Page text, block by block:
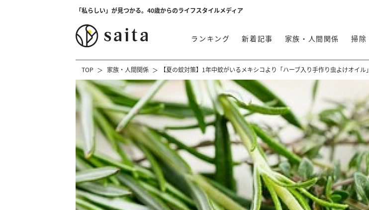
「私らしい」が見つかる。40歳からのライフスタイルメディア
ランキング 新着記事 家族・人間関係 掃除
TOP 家族・人間関係 【夏の蚊対策】1年中蚊がいるメキシコより「ハーブ入り手作り虫よけオイ